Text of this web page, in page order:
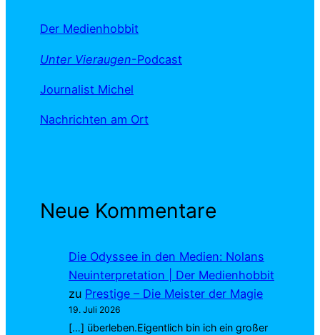
Der Medienhobbit
Unter Vieraugen-Podcast
Journalist Michel
Nachrichten am Ort
Neue Kommentare
Die Odyssee in den Medien: Nolans
Neuinterpretation | Der Medienhobbit
zu Prestige – Die Meister der Magie
19. Juli 2026
[…] überleben.Eigentlich bin ich ein großer